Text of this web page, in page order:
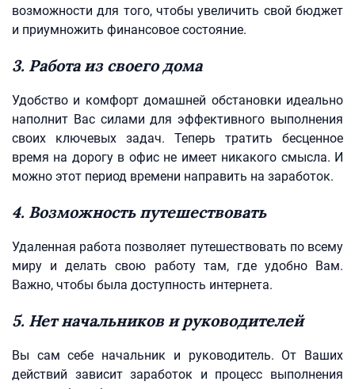
возможности для того, чтобы увеличить свой бюджет
и приумножить финансовое состояние.
3. Работа из своего дома
Удобство и комфорт домашней обстановки идеально
наполнит Вас силами для эффективного выполнения
своих ключевых задач. Теперь тратить бесценное
время на дорогу в офис не имеет никакого смысла. И
можно этот период времени направить на заработок.
4. Возможность путешествовать
Удаленная работа позволяет путешествовать по всему
миру и делать свою работу там, где удобно Вам.
Важно, чтобы была доступность интернета.
5. Нет начальников и руководителей
Вы сам себе начальник и руководитель. От Ваших
действий зависит заработок и процесс выполнения